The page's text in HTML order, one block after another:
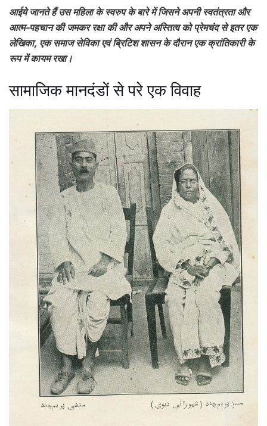
आईये जानते हैं उस महिला के स्वरुप के बारे में जिसने अपनी स्वतंत्रता और
आत्म-पहचान की जमकर रक्षा की और अपने अस्तित्व को प्रेमचंद से इतर एक
लेखिका, एक समाज सेविका एवं ब्रिटिश शासन के दौरान एक क्रांतिकारी के
रूप में कायम रखा।
सामाजिक मानदंडों से परे एक विवाह